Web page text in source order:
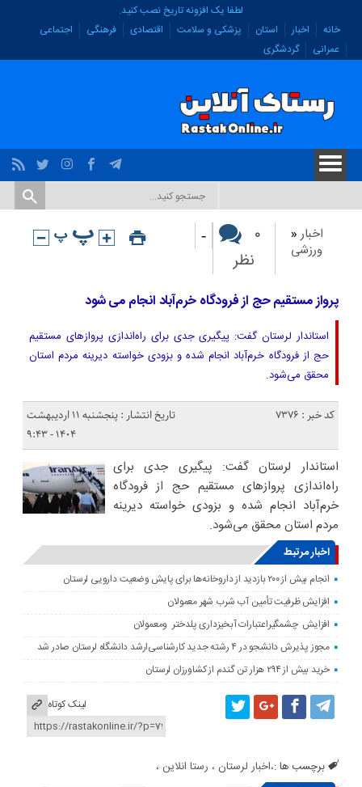
لطفا یک افزونه تاریخ نصب کنید.
خانه
اخبار استان پزشکی و سلامت اقتصادی فرهنگی
اجتماعی
عمرانی
گردشگری
اخبار«
ورزشی
۰
نظر
-
پرواز مستقیم حج از فرودگاه خرم‌آباد انجام می شود
استاندار لرستان گفت: پیگیری جدی برای راه‌اندازی پروازهای مستقیم
حج از فرودگاه خرم‌آباد انجام شده و بزودی خواسته دیرینه مردم استان
محقق می‌شود.
کد خبر : 7376
تاریخ انتشار : پنجشنبه ۱۱ اردیبهشت
۱۴۰۴ - ۹:۴۳
استاندار لرستان گفت: پیگیری جدی برای
راه‌اندازی پروازهای مستقیم حج از فرودگاه
خرم‌آباد انجام شده و بزودی خواسته دیرینه
مردم استان محقق می‌شود.
اخبار مرتبط
انجام بیش از ۲۰۰ بازدید از داروخانه‌ها برای پایش وضعیت دارویی لرستان
افزایش ظرفیت تأمین آب شرب شهر معمولان
افزایش چشمگیراعتبارات آبخیزداری پلدختر ومعمولان
مجوز پذیرش دانشجو در ۴ رشته جدید کارشناسی‌ارشد دانشگاه لرستان صادر شد
خرید بیش از ۲۹۴ هزار تن گندم از کشاورزان لرستان
لینک کوتاه
برچسب ها :،اخبار لرستان ، رستا انلاین ،